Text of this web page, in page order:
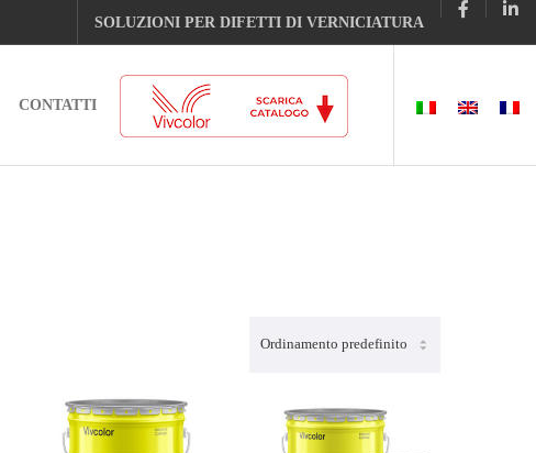
SOLUZIONI PER DIFETTI DI VERNICIATURA
CONTATTI